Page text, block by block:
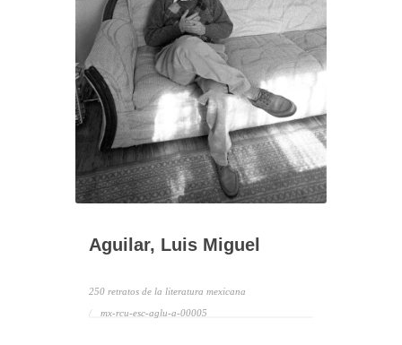
Aguilar, Luis Miguel
250 retratos de la literatura mexicana
mx-rcu-esc-aglu-a-00005